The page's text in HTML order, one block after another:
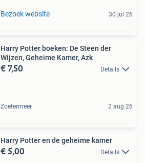
Bezoek website 30 jul 26
Harry Potter boeken: De Steen der
Wijzen, Geheime Kamer, Azk
€ 7,50 Details
Zoetermeer 2 aug 26
Harry Potter en de geheime kamer
€ 5,00 Details